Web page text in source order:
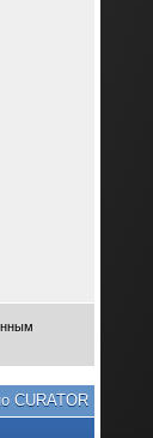
CURATOR